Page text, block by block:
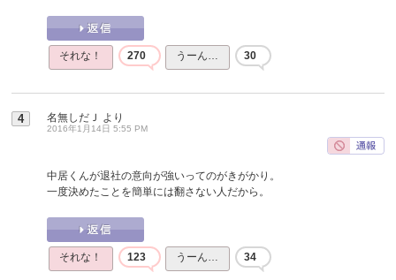
それな！ 270 うーん… 30
4 名無しだＪ より
2016年1月14日 5:55 PM
中居くんが退社の意向が強いってのがきがかり。
一度決めたことを簡単には翻さない人だから。
それな！ 123 うーん… 34